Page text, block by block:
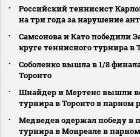
Российский теннисист
на три года за нарушение
Самсонова и Като победили
круге теннисного турнира в
Соболенко вышла в 1/8
Торонто
Шнайдер и Мертенс вышли
турнира в Торонто в парном
Медведев одержал победу в
турнира в Монреале в